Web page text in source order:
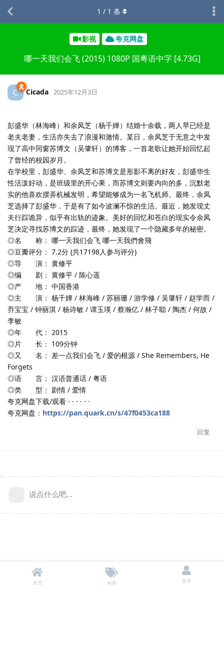
影视 夸克网盘
哪一天我们会飞 (2015) 1080P 国粤语中字 [4.73G]
1 / 1 条
C Cicada 2025年12月3日
彭盛华（林海峰）和余凤芝（杨千嬅）结婚十余载，两人早已经是
老夫老妻，生活亦失去了浪漫和激情。某日，余凤芝于无意之中发
现了高中同窗苏博文（吴肇轩）的博客，一首老歌让她开始回忆起
了曾经的校园岁月。
在学校里，彭盛华、余凤芝和苏博文是形影不离的好友，彭盛华生
性活泼好动，是班级里的开心果，而苏博文则要内向的多，沉默老
实的他喜欢摆弄机械发明，希望能够成为一名飞机师。最终，余凤
芝选择了彭盛华，于是有了如今波澜不惊的生活。最近，她发现丈
夫行踪诡异，似乎有出轨的迹象。美好的回忆和苍白的现实令余凤
芝决定寻找苏博文的踪迹，最终，她发现了一个隐藏多年的秘密。
◎名 称： 哪一天我们会飞 哪一天我們會飛
◎豆瓣评分： 7.2分 (共17198人参与评分)
◎导 演： 黄修平
◎编 剧： 黄修平 / 陈心遥
◎产 地： 中国香港
◎主 演： 杨千嬅 / 林海峰 / 苏丽珊 / 游学修 / 吴肇轩 / 赵学而 /
乔宝宝 / 钟丽淇 / 杨诗敏 / 谭玉瑛 / 蔡瀚亿 / 林子聪 / 陶杰 / 何故 /
李敏
◎年 代： 2015
◎片 长： 109分钟
◎又 名： 差一点我们会飞 / 爱的根源 / She Remembers, He
Forgets
◎语 言： 汉语普通话 / 粤语
◎类 型： 剧情 / 爱情
夸克网盘下载/观看 · · · · · ·
夸克网盘： https://pan.quark.cn/s/47f0453ca188
回复
说点什么吧...
首页 标签 登录